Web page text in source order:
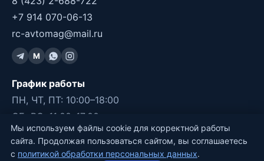
+7 914 070-06-13
rc-avtomag@mail.ru
M
График работы
ПН, ЧТ, ПТ: 10:00–18:00
СБ, ВС: 11:00–17:00
ВТ, СР: ВЫХОДНОЙ
Мы используем файлы cookie для корректной работы
сайта. Продолжая пользоваться сайтом, вы соглашаетесь
с политикой обработки персональных данных.